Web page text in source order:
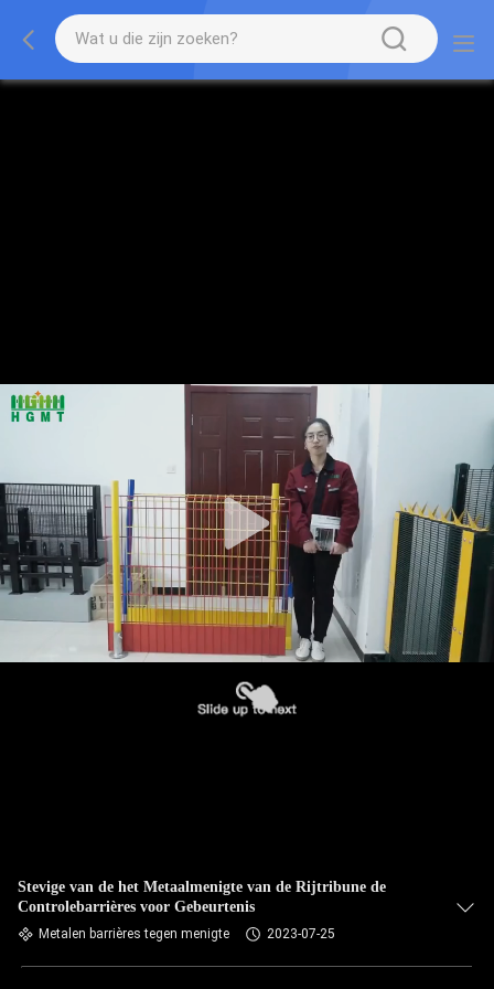
Stevige van de het Metaalmenigte van de Rijtribune de
Controlebarrières voor Gebeurtenis
Metalen barrières tegen menigte 2023-07-25